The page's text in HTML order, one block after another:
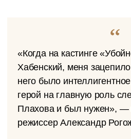
«Когда на кастинге
Хабенский, меня
него было
герой на главную роль
Плахова и был нужен», —
режиссер Александр